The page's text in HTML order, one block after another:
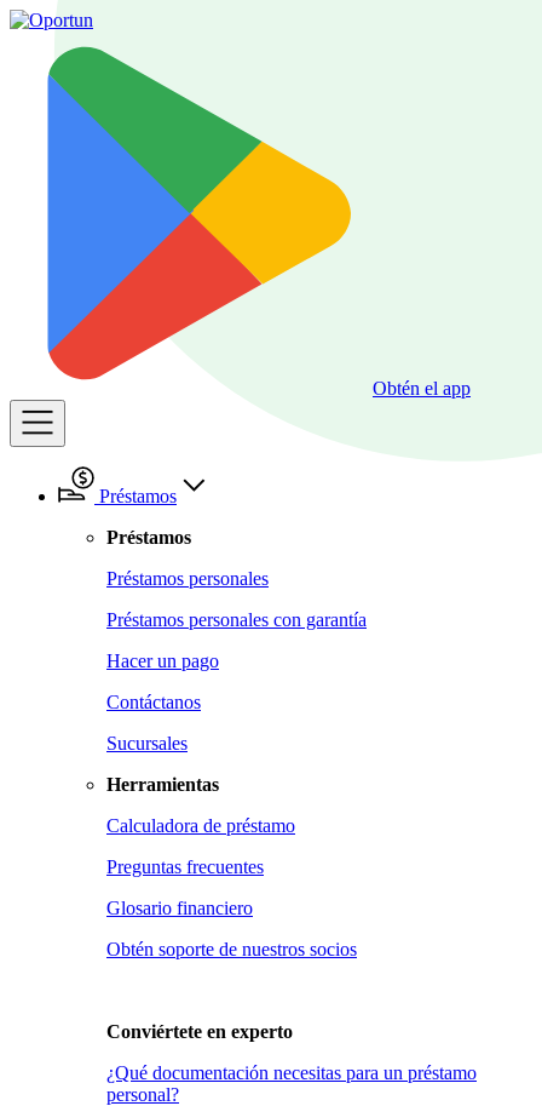
Obtén el app
Préstamos
Préstamos
Préstamos personales
Préstamos personales con garantía
Hacer un pago
Contáctanos
Sucursales
Herramientas
Calculadora de préstamo
Preguntas frecuentes
Glosario financiero
Obtén soporte de nuestros socios
Conviértete en experto
¿Qué documentación necesitas para un préstamo
personal?